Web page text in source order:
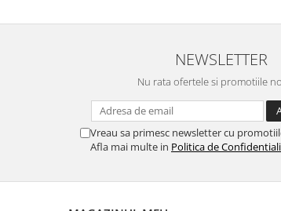
NEWSLETTER
Nu rata ofertele si promotiile
Vreau sa primesc newsletter cu
Afla mai multe in Politica de